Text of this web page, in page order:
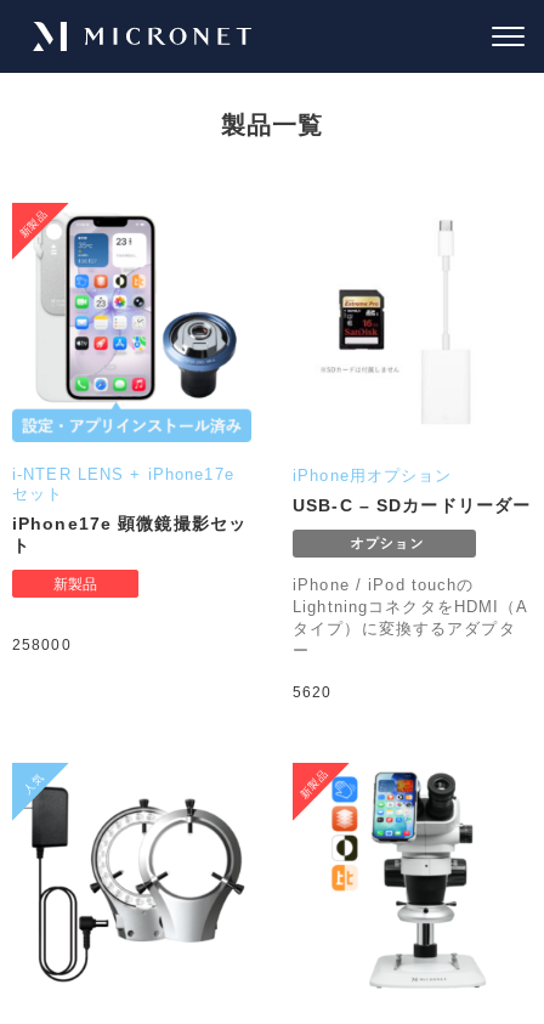
製品一覧
i-NTER LENS + iPhone17e
セット
iPhone17e 顕微鏡撮影セッ
ト
258000
iPhone用オプション
USB-C – SDカードリーダー
iPhone / iPod touchの
LightningコネクタをHDMI（A
タイプ）に変換するアダプタ
ー
5620